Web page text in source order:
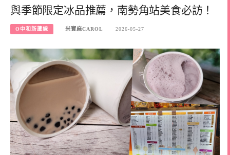
與季節限定冰品推薦，南勢角站美食必訪！
O中和新蘆線 米寶麻CAROL 2026-05-27